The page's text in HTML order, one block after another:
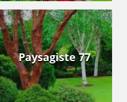
Paysagiste 77